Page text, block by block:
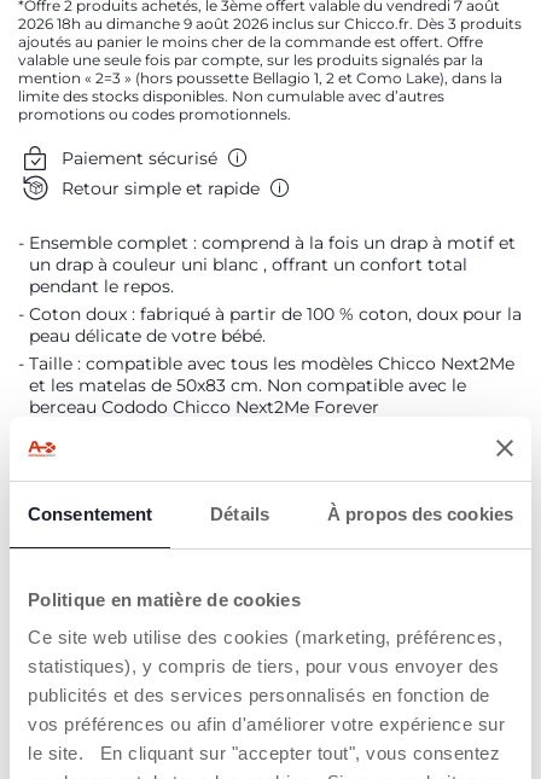
Consentement Détails À propos des cookies
Politique en matière de cookies
Ce site web utilise des cookies (marketing, préférences,
statistiques), y compris de tiers, pour vous envoyer des
publicités et des services personnalisés en fonction de
vos préférences ou afin d'améliorer votre expérience sur
le site. En cliquant sur "accepter tout", vous consentez
*Offre 2 produits achetés, le 3ème offert valable du vendredi 7 août
2026 18h au dimanche 9 août 2026 inclus sur Chicco.fr. Dès 3 produits
ajoutés au panier le moins cher de la commande est offert. Offre
valable une seule fois par compte, sur les produits signalés par la
mention « 2=3 » (hors poussette Bellagio 1, 2 et Como Lake), dans la
limite des stocks disponibles. Non cumulable avec d’autres
promotions ou codes promotionnels.
Paiement sécurisé
Retour simple et rapide
Ensemble complet : comprend à la fois un drap à motif et
un drap à couleur uni blanc , offrant un confort total
pendant le repos.
Coton doux : fabriqué à partir de 100 % coton, doux pour la
peau délicate de votre bébé.
Taille : compatible avec tous les modèles Chicco Next2Me
et les matelas de 50x83 cm. Non compatible avec le
berceau Cododo Chicco Next2Me Forever
DÉTAILS DU PRODUIT
Trouver un Revendeur
NOS RECOMMANDATIONS